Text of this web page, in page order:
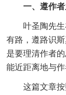
一、遵作
叶圣陶先生
有路，遵路识
是要理清作者
能近距离地与
这篇文章按